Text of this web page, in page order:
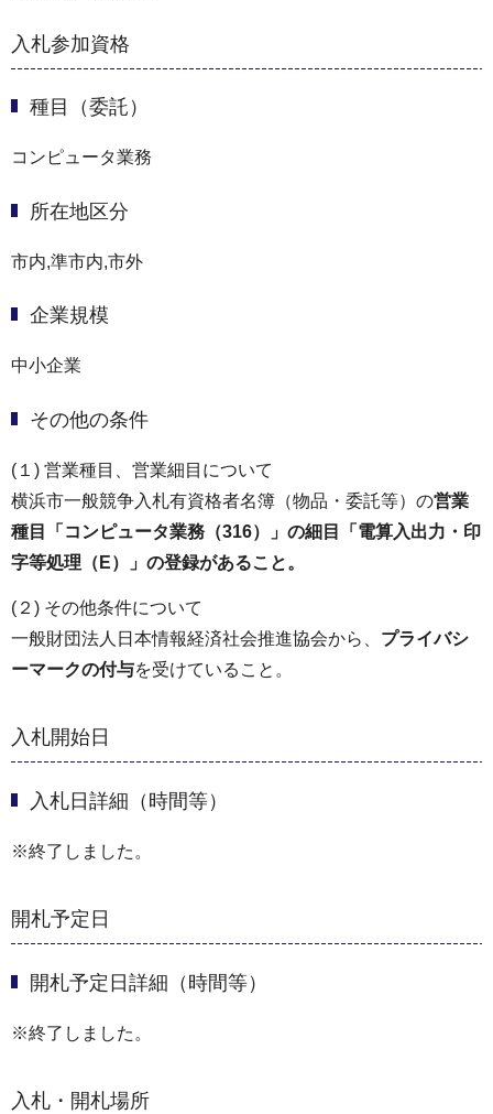
入札参加資格
種目（委託）
コンピュータ業務
所在地区分
市内,準市内,市外
企業規模
中小企業
その他の条件
(１) 営業種目、営業細目について
横浜市一般競争入札有資格者名簿（物品・委託等）の営業
種目「コンピュータ業務（316）」の細目「電算入出力・印
字等処理（E）」の登録があること。
(２) その他条件について
一般財団法人日本情報経済社会推進協会から、 プライバシ
ーマークの付与を受けていること。
入札開始日
入札日詳細（時間等）
※終了しました。
開札予定日
開札予定日詳細（時間等）
※終了しました。
入札・開札場所